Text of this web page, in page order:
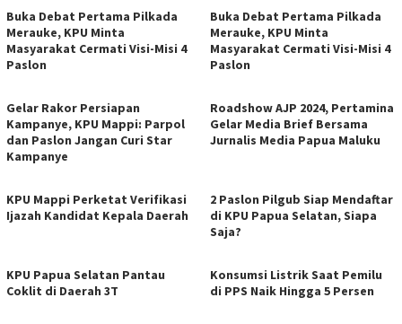
Buka Debat Pertama Pilkada
Merauke, KPU Minta
Masyarakat Cermati Visi-Misi 4
Paslon
Buka Debat Pertama Pilkada
Merauke, KPU Minta
Masyarakat Cermati Visi-Misi 4
Paslon
Gelar Rakor Persiapan
Kampanye, KPU Mappi: Parpol
dan Paslon Jangan Curi Star
Kampanye
Roadshow AJP 2024, Pertamina
Gelar Media Brief Bersama
Jurnalis Media Papua Maluku
KPU Mappi Perketat Verifikasi
Ijazah Kandidat Kepala Daerah
2 Paslon Pilgub Siap Mendaftar
di KPU Papua Selatan, Siapa
Saja?
KPU Papua Selatan Pantau
Coklit di Daerah 3T
Konsumsi Listrik Saat Pemilu
di PPS Naik Hingga 5 Persen